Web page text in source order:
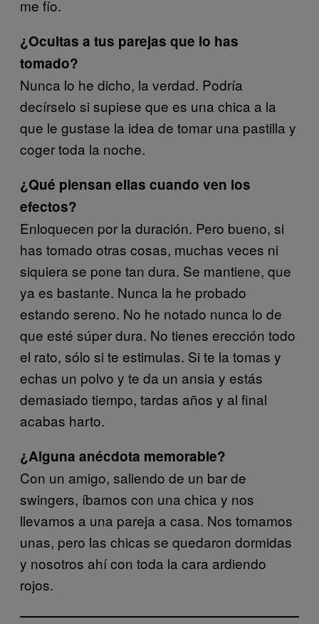
me fío.
¿Ocultas a tus parejas que lo has
tomado?
Nunca lo he dicho, la verdad. Podría
decírselo si supiese que es una chica a la
que le gustase la idea de tomar una pastilla y
coger toda la noche.
¿Qué piensan ellas cuando ven los
efectos?
Enloquecen por la duración. Pero bueno, si
has tomado otras cosas, muchas veces ni
siquiera se pone tan dura. Se mantiene, que
ya es bastante. Nunca la he probado
estando sereno. No he notado nunca lo de
que esté súper dura. No tienes erección todo
el rato, sólo si te estimulas. Si te la tomas y
echas un polvo y te da un ansia y estás
demasiado tiempo, tardas años y al final
acabas harto.
¿Alguna anécdota memorable?
Con un amigo, saliendo de un bar de
swingers, íbamos con una chica y nos
llevamos a una pareja a casa. Nos tomamos
unas, pero las chicas se quedaron dormidas
y nosotros ahí con toda la cara ardiendo
rojos.